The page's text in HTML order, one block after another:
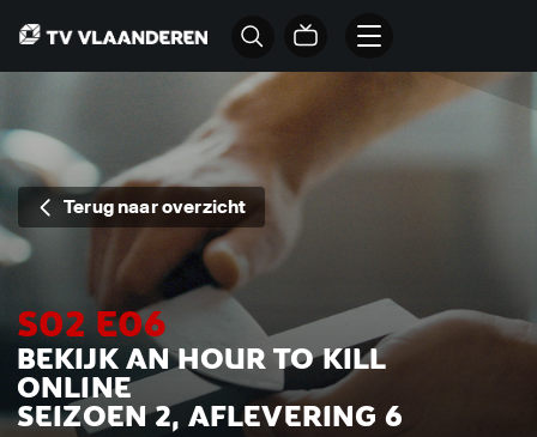
Terug naar overzicht
S02 E06
BEKIJK AN HOUR TO KILL
ONLINE
SEIZOEN 2, AFLEVERING 6